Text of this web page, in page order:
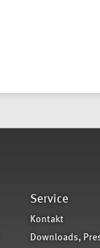
Service
Kontakt
Downloads,